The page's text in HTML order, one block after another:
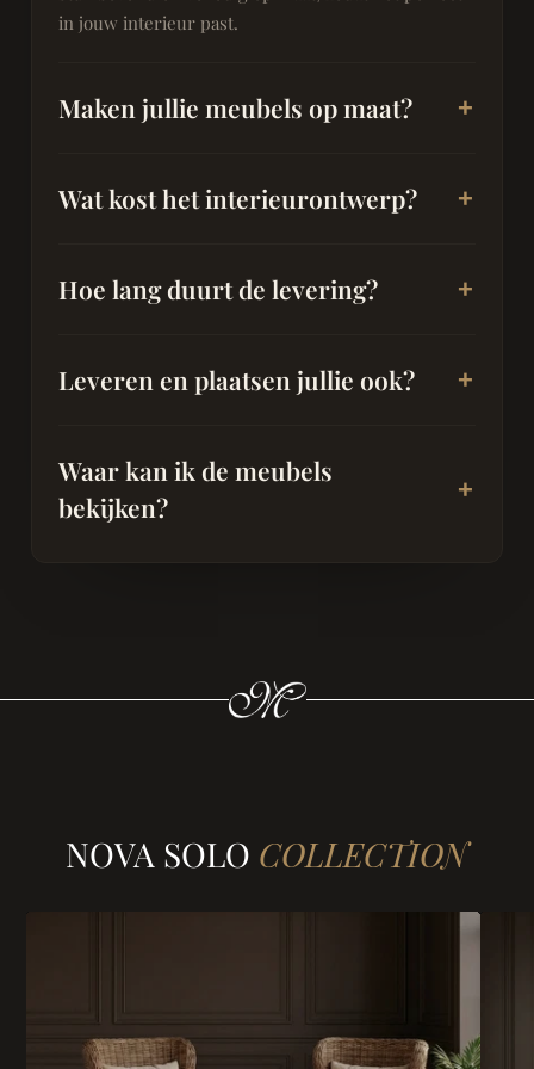
in jouw interieur past.
Maken jullie meubels op maat?
Wat kost het interieurontwerp?
Hoe lang duurt de levering?
Leveren en plaatsen jullie ook?
Waar kan ik de meubels
bekijken?
NOVA SOLO COLLECTION